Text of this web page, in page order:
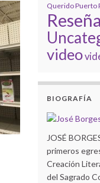
Querido Puerto
video
BIOGRAFÍA
JOSÉ
primeros
Creación
del Sagrado